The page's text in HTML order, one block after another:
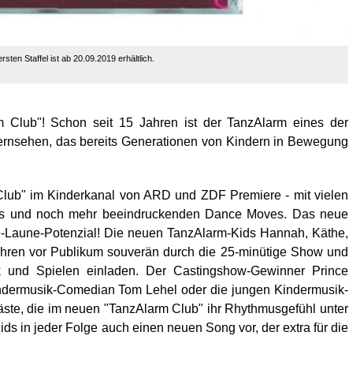
Staffel ist ab 20.09.2019 erhältlich.
Club"! Schon seit 15 Jahren ist der TanzAlarm eines der
das bereits Generationen von Kindern in Bewegung
im Kinderkanal von ARD und ZDF Premiere - mit vielen
und noch mehr beeindruckenden Dance Moves. Das neue
Potenzial! Die neuen TanzAlarm-Kids Hannah, Käthe,
vor Publikum souverän durch die 25-minütige Show und
Spielen einladen. Der Castingshow-Gewinner Prince
Comedian Tom Lehel oder die jungen Kindermusik-
die im neuen "TanzAlarm Club" ihr Rhythmusgefühl unter
in jeder Folge auch einen neuen Song vor, der extra für die